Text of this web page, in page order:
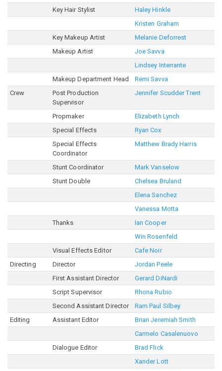
Key Hair Stylist
Haley Hinkle
Kristen Graham
Key Makeup Artist
Melanie Deforrest
Makeup Artist
Joe Savva
Lindsey Interrante
Makeup Department Head
Remi Savva
Crew
Post Production
Supervisor
Jennifer Scudder Trent
Propmaker
Elizabeth Lynch
Special Effects
Ryan Cox
Special Effects
Coordinator
Matthew Brady Harris
Stunt Coordinator
Mark Vanselow
Stunt Double
Chelsea Bruland
Elena Sanchez
Vanessa Motta
Thanks
Ian Cooper
Win Rosenfeld
Visual Effects Editor
Cafe Noir
Directing
Director
Jordan Peele
First Assistant Director
Gerard DiNardi
Script Supervisor
Rhona Rubio
Second Assistant Director
Ram Paul Silbey
Editing
Assistant Editor
Brian Jeremiah Smith
Carmelo Casalenuovo
Dialogue Editor
Brad Flick
Xander Lott